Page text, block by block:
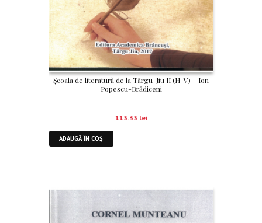
Școala de literatură de la Târgu-Jiu II (H-V) – Ion
Popescu-Brădiceni
113.33 lei
ADAUGĂ ÎN COȘ